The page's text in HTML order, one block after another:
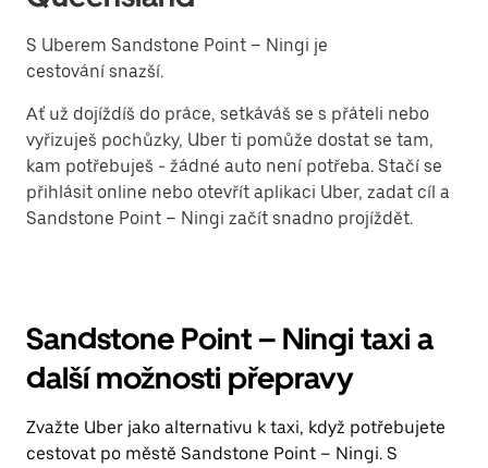
S Uberem Sandstone Point – Ningi je
cestování snazší.
Ať už dojíždíš do práce, setkáváš se s přáteli nebo
vyřizuješ pochůzky, Uber ti pomůže dostat se tam,
kam potřebuješ - žádné auto není potřeba. Stačí se
přihlásit online nebo otevřít aplikaci Uber, zadat cíl a
Sandstone Point – Ningi začít snadno projíždět.
Sandstone Point – Ningi taxi a
další možnosti přepravy
Zvažte Uber jako alternativu k taxi, když potřebujete
cestovat po městě Sandstone Point – Ningi. S